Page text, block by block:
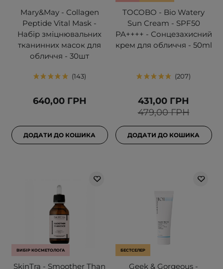
Mary&May - Collagen
Peptide Vital Mask -
Набір зміцнювальних
тканинних масок для
обличчя - 30шт
143
640,00 ГРН
ДОДАТИ ДО КОШИКА
TOCOBO - Bio Watery
Sun Cream - SPF50
PA++++ - Сонцезахисний
крем для обличчя - 50ml
207
479,00 ГРН
431,00 ГРН
ДОДАТИ ДО КОШИКА
ВИБІР КОСМЕТОЛОГА
SkinTra - Smoother Than
БЕСТСЕЛЕР
Geek & Gorgeous -